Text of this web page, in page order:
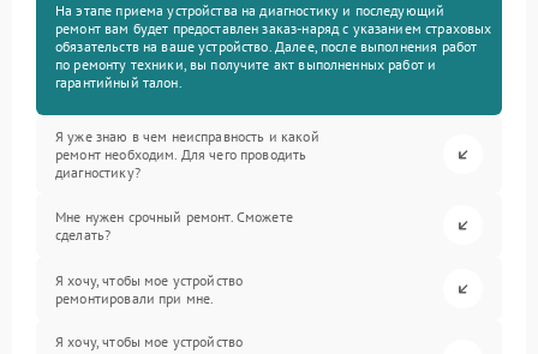
На этапе приема устройства на диагностику и последующий
ремонт вам будет предоставлен заказ-наряд с указанием страховых
обязательств на ваше устройство. Далее, после выполнения работ
по ремонту техники, вы получите акт выполненных работ и
гарантийный талон.
Я уже знаю в чем неисправность и какой
ремонт необходим. Для чего проводить
диагностику?
Мне нужен срочный ремонт. Сможете
сделать?
Я хочу, чтобы мое устройство
ремонтировали при мне.
Я хочу, чтобы мое устройство